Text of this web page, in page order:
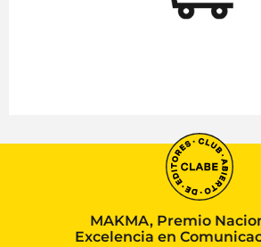
MAKMA, Premio
Excelencia en